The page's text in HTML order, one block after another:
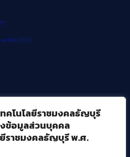
คโนโลยีราชมงคลธัญบุรี
ข้อมูลส่วนบุคคล
ยีราชมงคลธัญบุรี พ.ศ.
tXe209C
กรรมดิจิทัล